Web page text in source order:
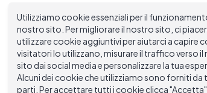
Utilizziamo cookie essenziali per il
nostro sito. Per migliorare il nostro sito, ci
utilizzare cookie aggiuntivi per aiutarci a capire
visitatori lo utilizzano, misurare il traffico verso il
sito dai social media e personalizzare la tua
Alcuni dei cookie che utilizziamo sono forniti da
parti. Per accettare tutti i cookie clicca